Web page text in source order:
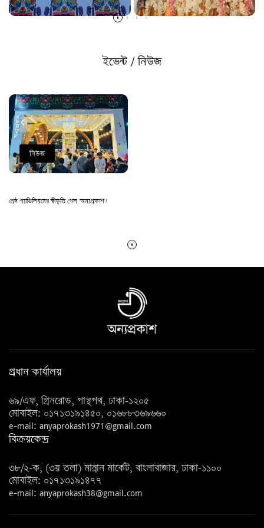
ইভেন্ট / নিউজ
নিউজ
শ্রেষ্ঠ প্যাভিলিয়নের স্বীকৃতি পেল 'অন্যপ্রকাশ'!
প্রধান কার্যালয়
৬৯/এফ, গ্রিনরোড, পান্থপথ, ঢাকা-১২০৫
মোবাইল: ০১৭১৩১৯১৪৫০, ০১৬৮৮৩৬৯৬৬০
e-mail: anyaprokash1971@gmail.com
বিক্রয়কেন্দ্র
৩৮/২-ক, (৩য় তলা) মান্নান মার্কেট, বাংলাবাজার, ঢাকা-১১০০
মোবাইল: ০১৭১৩১৯১৪৭৭
e-mail: anyaprokash38@gmail.com